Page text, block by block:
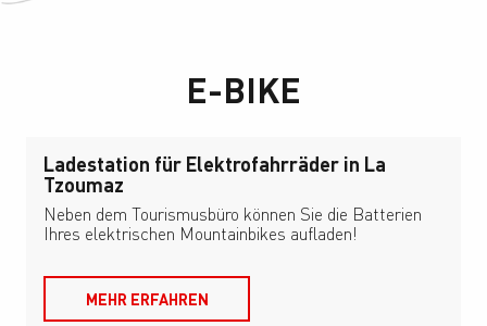
E-BIKE
Ladestation für Elektrofahrräder in La
Tzoumaz
Neben dem Tourismusbüro können Sie die Batterien
Ihres elektrischen Mountainbikes aufladen!
MEHR ERFAHREN